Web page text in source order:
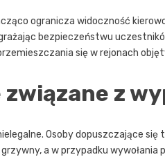
ogranicza widoczność
bezpieczeństwu
się w rejonach
z
Osoby dopuszczające się
a w przypadku wywołania